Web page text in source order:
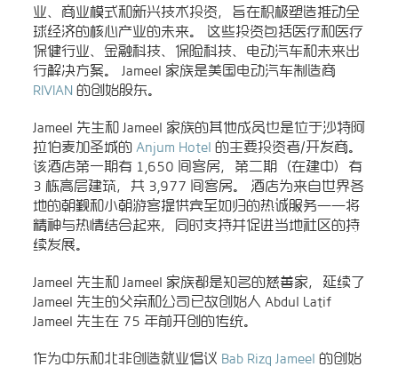
业、商业模式和新兴技术投资，旨在积极塑造推动全
球经济的核心产业的未来。 这些投资包括医疗和医疗
保健行业、金融科技、保险科技、电动汽车和未来出
行解决方案。 Jameel 家族是美国电动汽车制造商
RIVIAN 的创始股东。
Jameel 先生和 Jameel 家族的其他成员也是位于沙特阿
拉伯麦加圣城的 Anjum Hotel 的主要投资者/开发商。
该酒店第一期有 1,650 间客房，第二期（在建中）有
3 栋高层建筑，共 3,977 间客房。 酒店为来自世界各
地的朝觐和小朝游客提供宾至如归的热诚服务——将
精神与热情结合起来，同时支持并促进当地社区的持
续发展。
Jameel 先生和 Jameel 家族都是知名的慈善家，延续了
Jameel 先生的父亲和公司已故创始人 Abdul Latif
Jameel 先生在 75 年前开创的传统。
作为中东和北非创造就业倡议 Bab Rizq Jameel 的创始